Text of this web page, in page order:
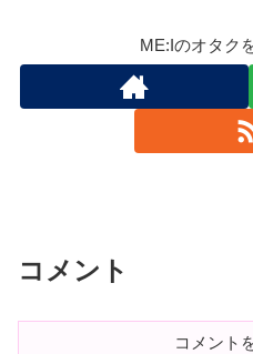
ME:Iのオタク
コメント
コメント